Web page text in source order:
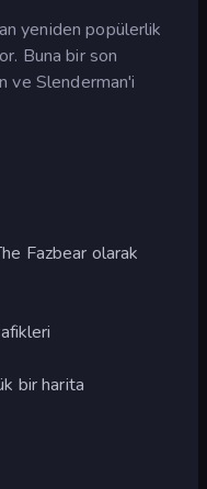
yeniden popülerlik
Buna bir son
ve Slenderman'i
Fazbear olarak
bir harita